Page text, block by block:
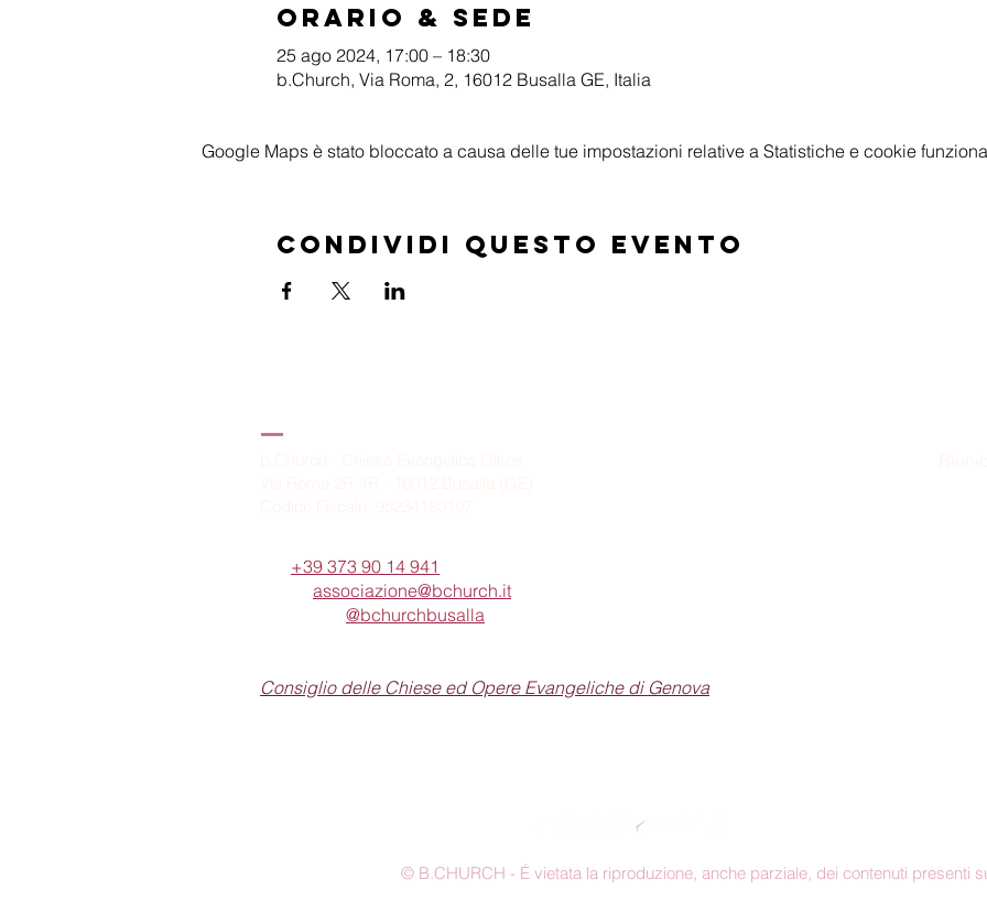
Orario & Sede
25 ago 2024, 17:00 – 18:30
b.Church, Via Roma, 2, 16012 Busalla GE, Italia
Google Maps è stato bloccato a causa delle tue impostazioni relative a Statistiche e cookie
Condividi questo evento
+39 373 90 14 941
associazione@bchurch.it
@bchurchbusalla
Consiglio delle Chiese ed Opere Evangeliche di Genova
© B.CHURCH - É vietata la riproduzione, anche parziale, dei contenuti presenti